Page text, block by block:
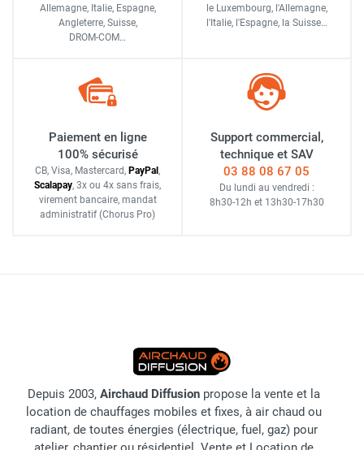
Allemagne, Italie, Espagne,
Angleterre, Suisse,
DROM-COM…
le Luxembourg, l'Allemagne,
l'Italie, l'Espagne, la Suisse…
Paiement en ligne
100% sécurisé
CB, Visa, Mastercard, PayPal ,
Scalapay, 3x ou 4x sans frais,
virement bancaire, mandat
administratif (Chorus Pro)
Support commercial,
technique et SAV
03 88 08 67 05
Du lundi au vendredi :
8h30-12h et 13h30-17h30
Depuis 2003, Airchaud Diffusion propose la vente et la
location de chauffages mobiles et fixes, à air chaud ou
radiant, de toutes énergies (électrique, fuel, gaz) pour